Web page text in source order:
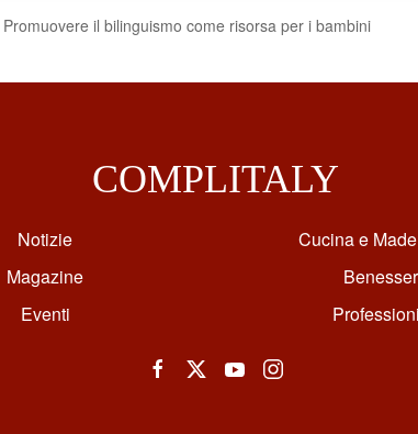
Promuovere il bilinguismo come risorsa per i bambini
COMPLITALY
Notizie
Magazine
Eventi
Cucina e